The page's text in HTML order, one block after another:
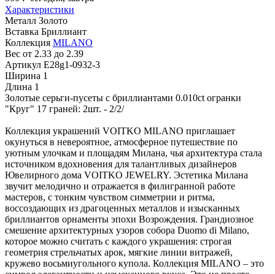
Характеристики
Металл Золото
Вставка Бриллиант
Коллекция MILANO
Вес от 2.33 до 2.39
Артикул E28g1-0932-3
Ширина 1
Длина 1
Золотые серьги-пусеты с бриллиантами 0.010ct огранки
"Круг" 17 граней: 2шт. - 2/2/
Коллекция украшений VOITKO MILANO приглашает
окунуться в невероятное, атмосферное путешествие по
уютным улочкам и площадям Милана, чья архитектура стала
источником вдохновения для талантливых дизайнеров
Ювелирного дома VOITKO JEWELRY. Эстетика Милана
звучит мелодично и отражается в филигранной работе
мастеров, с тонким чувством симметрии и ритма,
воссоздающих из драгоценных металлов и изысканных
бриллиантов орнаменты эпохи Возрождения. Грандиозное
смешение архитектурных узоров собора Duomo di Milano,
которое можно считать с каждого украшения: строгая
геометрия стрельчатых арок, мягкие линии витражей,
кружево восьмиугольного купола. Коллекция MILANO – это